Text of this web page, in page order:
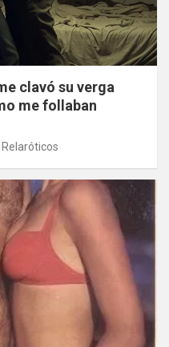
clavó su verga
me follaban